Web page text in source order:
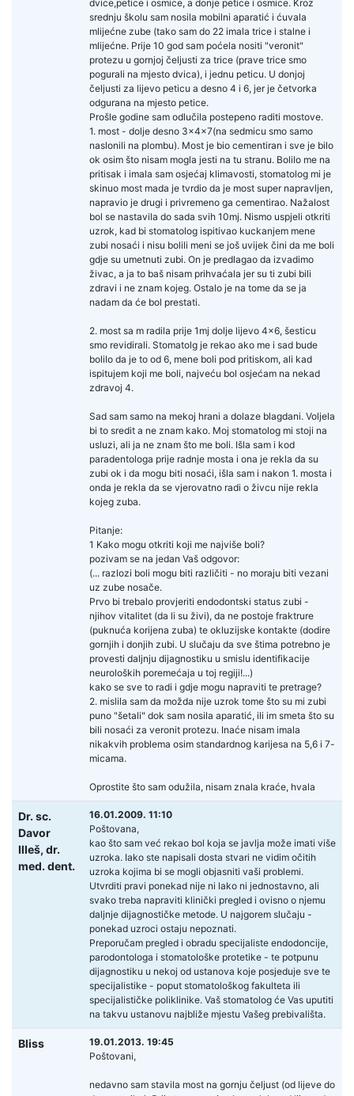
dvice,petice i osmice, a donje petice i osmice. Kroz
srednju školu sam nosila mobilni aparatić i ćuvala
mlijećne zube (tako sam do 22 imala trice i stalne i
mlijećne. Prije 10 god sam poćela nositi "veronit"
protezu u gornjoj čeljusti za trice (prave trice smo
pogurali na mjesto dvica), i jednu peticu. U donjoj
čeljusti za lijevo peticu a desno 4 i 6, jer je četvorka
odgurana na mjesto petice.
Prošle godine sam odlučila postepeno raditi mostove.
1. most - dolje desno 3x4x7(na sedmicu smo samo
naslonili na plombu). Most je bio cementiran i sve je bilo
ok osim što nisam mogla jesti na tu stranu. Bolilo me na
pritisak i imala sam osjećaj klimavosti, stomatolog mi je
skinuo most mada je tvrdio da je most super napravljen,
napravio je drugi i privremeno ga cementirao. Nažalost
bol se nastavila do sada svih 10mj. Nismo uspjeli otkriti
uzrok, kad bi stomatolog ispitivao kuckanjem mene
zubi nosaći i nisu bolili meni se još uvijek čini da me boli
gdje su umetnuti zubi. On je predlagao da izvadimo
živac, a ja to baš nisam prihvaćala jer su ti zubi bili
zdravi i ne znam kojeg. Ostalo je na tome da se ja
nadam da će bol prestati.
2. most sa m radila prije 1mj dolje lijevo 4x6, šesticu
smo revidirali. Stomatolg je rekao ako me i sad bude
bolilo da je to od 6, mene boli pod pritiskom, ali kad
ispitujem koji me boli, najveću bol osjećam na nekad
zdravoj 4.
Sad sam samo na mekoj hrani a dolaze blagdani. Voljela
bi to sredit a ne znam kako. Moj stomatolog mi stoji na
usluzi, ali ja ne znam što me boli. Išla sam i kod
paradentologa prije radnje mosta i ona je rekla da su
zubi ok i da mogu biti nosaći, išla sam i nakon 1. mosta i
onda je rekla da se vjerovatno radi o živcu nije rekla
kojeg zuba.
Pitanje:
1 Kako mogu otkriti koji me najviše boli?
pozivam se na jedan Vaš odgovor:
(... razlozi boli mogu biti različiti - no moraju biti vezani
uz zube nosače.
Prvo bi trebalo provjeriti endodontski status zubi -
njihov vitalitet (da li su živi), da ne postoje fraktrure
(puknuća korijena zuba) te okluzijske kontakte (dodire
gornjih i donjih zubi. U slučaju da sve štima potrebno je
provesti daljnju dijagnostiku u smislu identifikacije
neuroloških poremećaja u toj regiji!...)
kako se sve to radi i gdje mogu napraviti te pretrage?
2. mislila sam da možda nije uzrok tome što su mi zubi
puno "šetali" dok sam nosila aparatić, ili im smeta što su
bili nosaći za veronit protezu. Inaće nisam imala
nikakvih problema osim standardnog karijesa na 5,6 i 7-
micama.
Oprostite što sam odužila, nisam znala kraće, hvala
Dr. sc.
Davor
Illeš, dr.
med. dent.
16.01.2009. 11:10
Poštovana,
kao što sam već rekao bol koja se javlja može imati više
uzroka. Iako ste napisali dosta stvari ne vidim očitih
uzroka kojima bi se mogli objasniti vaši problemi.
Utvrditi pravi ponekad nije ni lako ni jednostavno, ali
svako treba napraviti klinički pregled i ovisno o njemu
daljnje dijagnostičke metode. U najgorem slučaju -
ponekad uzroci ostaju nepoznati.
Preporučam pregled i obradu specijaliste endodoncije,
parodontologa i stomatološke protetike - te potpunu
dijagnostiku u nekoj od ustanova koje posjeduje sve te
specijalistike - poput stomatološkog fakulteta ili
specijalističke poliklinike. Vaš stomatolog će Vas uputiti
na takvu ustanovu najbliže mjestu Vašeg prebivališta.
Bliss
19.01.2013. 19:45
Poštovani,
nedavno sam stavila most na gornju čeljust (od lijeve do